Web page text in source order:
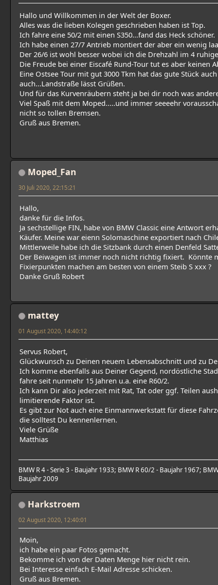
Hallo und Willkommen in der Welt der Boxer.
Alles was die lieben Kolegen geschrieben haben ist Top.
Ich fahre eine 50/2 mit einen S350...fand das Heck schöner.
Ich habe einen 27/7 Antrieb montiert der aber ein wenig
Der 26/6 ist wohl besser wobei ich die Drehzahl im 4
Die Freude bei einer Eiscafé Rund-Tour tut es aber keinen
Eine Ostsee Tour mit gut 3000 Tkm hat das gute Stück
auch...Landstraße lässt Grüßen.
Und für das Kurvenräubern steht ja bei dir noch was
Viel Spaß mit dem Moped.....und immer seeeehr
nicht so tollen Bremsen.
Gruß aus Bremen.
Moped_Fan
30 Juli 2020, 22:15:21
Hallo,
danke für die Infos.
Ja sechstellige FIN, habe von BMW Classic eine Antwort
Käufer. Meine war eienn Solomaschine exportiert nach
Mittlerweile habe ich die Sitzbank durch einen Denfeld
Der Beiwagen ist immer noch nicht richtig fixiert. Könnte
Fixierpunkten machen am besten von einem Steib S xxx ?
Danke Gruß Robert
mattey
01 August 2020, 14:40:12
Servus Robert,
Glückwunsch zu Deinen neuem Lebensabschnitt und zu
Ich komme ebenfalls aus Deiner Gegend, nordöstliche
fahre seit nunmehr 15 Jahren u.a. eine R60/2.
Ich kann Dir also jederzeit mit Rat, Tat oder ggf. Teilen
limitierende Faktor ist.
Es gibt zur Not auch eine Einmannwerkstatt für diese
die solltest Du kennenlernen.
Viele Grüße
Matthias
BMW R 4 - Serie 3 - Baujahr 1933; BMW R 60/2 - Baujahr 1967;
Baujahr 2009
Harkstroem
02 August 2020, 12:40:01
Moin,
ich habe ein paar Fotos gemacht.
Bekomme ich von der Daten Menge hier nicht rein.
Bei Interesse einfach E-Mail Adresse schicken.
Gruß aus Bremen.